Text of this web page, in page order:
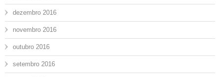
dezembro 2016
novembro 2016
outubro 2016
setembro 2016